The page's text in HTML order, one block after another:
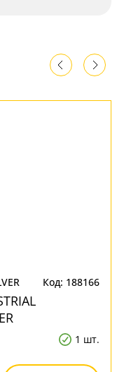
Код: 188166
1 шт.